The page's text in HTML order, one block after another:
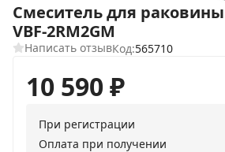
Смеситель для
VBF-2RM2GM
Написать отзывКод:565710
10 590₽
При регистрации
Оплата при получении